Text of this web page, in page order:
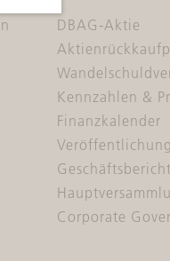
DBAG-Aktie
Kennzahlen &
Finanzkalender
Corporate